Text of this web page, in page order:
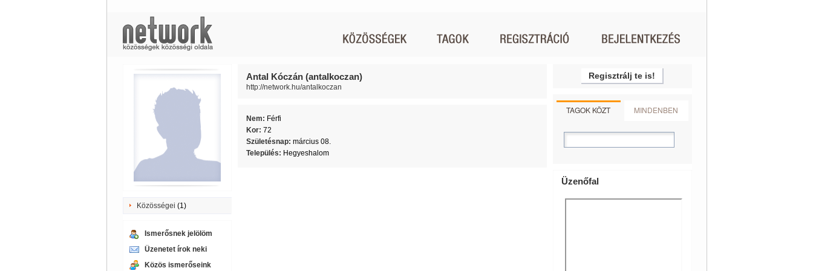
Közösségei (1)
Ismerősnek jelölöm
Üzenetet írok neki
Közös ismerőseink
Antal Kóczán (antalkoczan)
http://network.hu/antalkoczan
Nem: Férfi
Kor: 72
Születésnap: március 08.
Település: Hegyeshalom
Regisztrálj te is!
TAGOK KÖZT MINDENBEN
Üzenőfal